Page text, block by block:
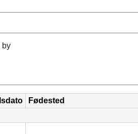
by
Fødested